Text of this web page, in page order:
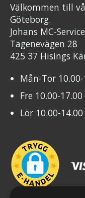
Välkommen till
Göteborg.
Johans MC-
Tagenevägen 28
425 37 Hisings
Mån-Tor
Fre 10.00-17.00
Lör 10.00-14.00